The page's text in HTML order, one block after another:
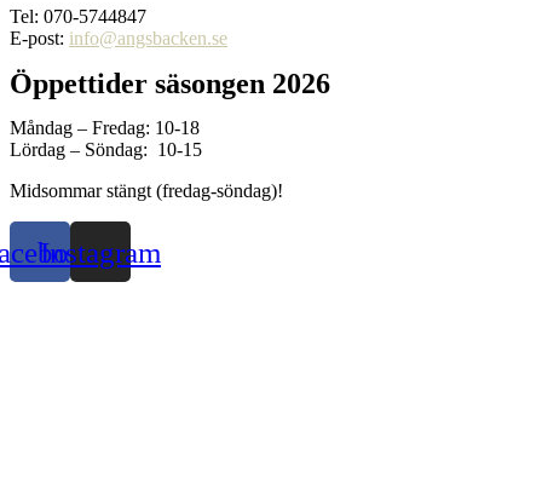
Tel: 070-5744847
E-post: info@angsbacken.se
Öppettider säsongen 2026
Måndag – Fredag: 10-18
Lördag – Söndag: 10-15
Midsommar stängt (fredag-söndag)!
Instagram